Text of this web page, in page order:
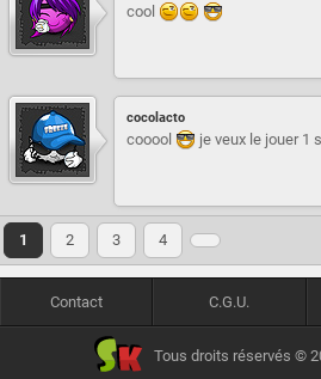
cool
cocolacto
cooool je veux le jouer 1
1 2 3 4
Contact C.G.U.
Tous droits réservés ©